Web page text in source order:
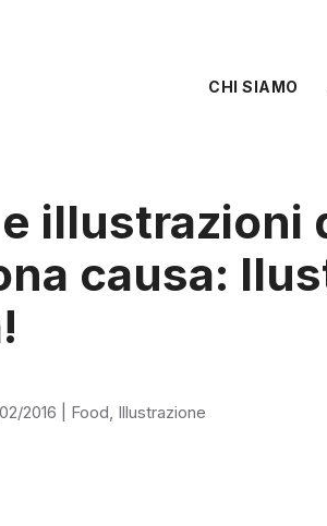
CHI SIAMO
illustrazioni
causa:
2016 Food, Illustrazione